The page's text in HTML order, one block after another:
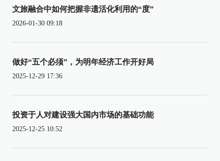
文旅融合中如何把握非遗活化利用的“度”
2026-01-30 09:18
做好“五个必须”，为明年经济工作开好局
2025-12-29 17:36
投资于人对建设强大国内市场的基础功能
2025-12-25 10:52